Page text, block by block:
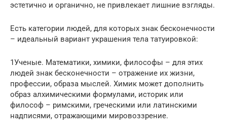
эстетично и органично, не привлекает лишние взгляды.
Есть категории людей, для которых знак бесконечности
– идеальный вариант украшения тела татуировкой:
1Ученые. Математики, химики, философы – для этих
людей знак бесконечности – отражение их жизни,
профессии, образа мыслей. Химик может дополнить
образ алхимическими формулами, историк или
философ – римскими, греческими или латинскими
надписями, отражающими мировоззрение.